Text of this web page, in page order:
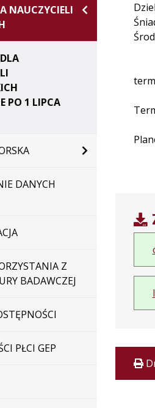
NAUCZYCIELI
PO 1 LIPCA
DANYCH
Z
BADAWCZEJ
PŁCI GEP